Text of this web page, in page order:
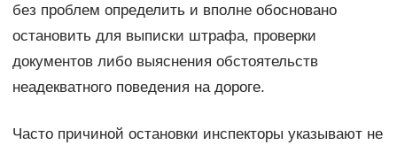
без проблем определить и вполне обосновано
остановить для выписки штрафа, проверки
документов либо выяснения обстоятельств
неадекватного поведения на дороге.
Часто причиной остановки инспекторы указывают не